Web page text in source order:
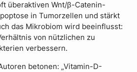
überaktiven Wnt/β-Catenin-
in Tumorzellen und stärkt
das Mikrobiom wird beeinflusst:
von nützlichen zu
verbessern.
betonen: „Vitamin-D-